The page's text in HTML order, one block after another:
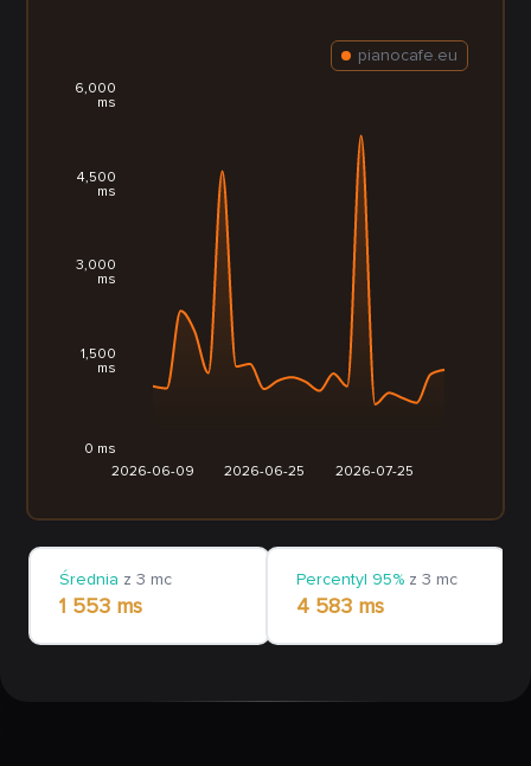
2026-06-09 2026-06-25 2026-07-25
0 ms
1,500
ms
3,000
ms
4,500
ms
6,000
ms
pianocafe.eu
Średnia z 3 mc
1 553 ms
Percentyl 95% z 3 mc
4 583 ms